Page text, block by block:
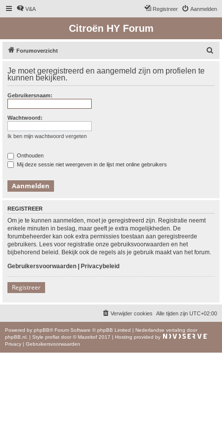
V&A Aanmelden
Registreer
Citroën HY Forum
Forumoverzicht
k
Je moet geregistreerd en aangemeld zijn om profielen te
kunnen bekijken.
Gebruikersnaam:
Wachtwoord:
Ik ben mijn wachtwoord vergeten
Onthouden
Mij deze sessie niet weergeven in de lijst met online gebruikers
REGISTREER
Om je te kunnen aanmelden, moet je geregistreerd zijn. Registratie neemt
enkele minuten in beslag, maar geeft je extra mogelijkheden. De
forumbeheerder kan ook extra permissies toestaan aan geregistreerde
gebruikers. Lees voor registratie onze gebruiksvoorwaarden en het
bijbehorend beleid. Bekijk ook de regels als je gebruik maakt van het forum.
Gebruikersvoorwaarden | Privacybeleid
Registreer
Alle tijden zijn UTC+02:00
Verwijder cookies
Powered by phpBB® Forum Software © phpBB Limited | Nederlandse vertaling door
phpBB.nl
| Style proflat door © Mazeltof 2017 | Hosting provided by
Privacy | Gebruikersvoorwaarden